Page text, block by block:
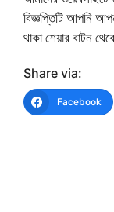
বিজ্ঞপ্তিটি আপনি
থাকা শেয়ার বাটন
Share via:
Facebook